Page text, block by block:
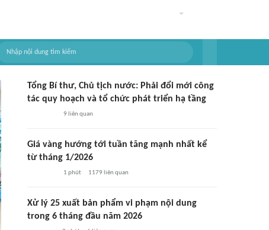
Tổng Bí thư, Chủ tịch nước: Phải đổi mới công
tác quy hoạch và tổ chức phát triển hạ tầng
9 liên quan
Giá vàng hướng tới tuần tăng mạnh nhất kể
từ tháng 1/2026
1 phút 1179 liên quan
Xử lý 25 xuất bản phẩm vi phạm nội dung
trong 6 tháng đầu năm 2026